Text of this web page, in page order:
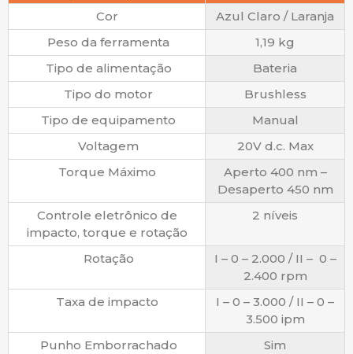
Cor
Azul Claro / Laranja
Peso da ferramenta
1,19 kg
Tipo de alimentação
Bateria
Tipo do motor
Brushless
Tipo de equipamento
Manual
Voltagem
20V d.c. Max
Torque Máximo
Aperto 400 nm –
Desaperto 450 nm
Controle eletrônico de
impacto, torque e rotação
2 níveis
Rotação
I – 0 – 2.000 / II – 0 –
2.400 rpm
Taxa de impacto
I – 0 – 3.000 / II – 0 –
3.500 ipm
Punho Emborrachado
Sim